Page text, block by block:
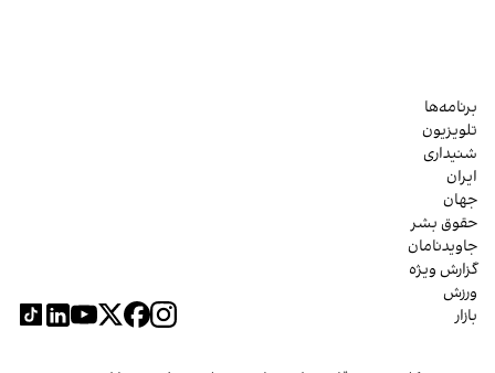
برنامه‌ها
تلویزیون
شنیداری
ایران
جهان
حقوق بشر
جاویدنامان
گزارش ویژه
ورزش
بازار